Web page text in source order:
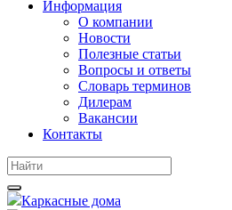
Информация
О компании
Новости
Полезные статьи
Вопросы и ответы
Словарь терминов
Дилерам
Вакансии
Контакты
Каркасные дома